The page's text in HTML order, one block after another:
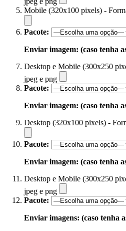
Mobile (320x100 pixels) -
Pacote:
Enviar imagem: (caso tenha
Desktop e Mobile (300x250
jpeg e png
Pacote:
Enviar imagem: (caso tenha
Desktop (320x100 pixels) -
Pacote:
Enviar imagem: (caso tenha
Desktop e Mobile (300x250
jpeg e png
Pacote:
Enviar imagens: (caso tenha